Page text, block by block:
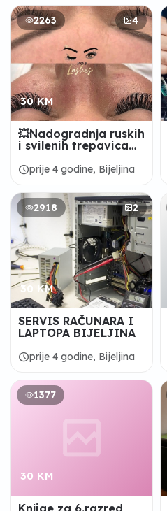
2263 4
30 KM
💥Nadogradnja ruskih
i svilenih trepavica
cijenama! 💥
scheduleprije 4 godine, Bijeljina
2918 2
30 KM
SERVIS RAČUNARA I
LAPTOPA BIJELJINA
scheduleprije 4 godine, Bijeljina
1377
30 KM
Knjige za 6.razred